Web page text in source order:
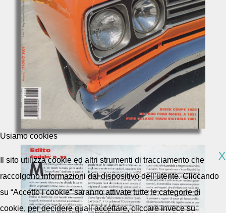
Usiamo cookies
X
Il sito utilizza cookie ed altri strumenti di tracciamento che
raccolgono informazioni dal dispositivo dell’utente. Cliccando
su “Accetto i cookie” saranno attivate tutte le categorie di
cookie, per decidere quali accettare, cliccare invece su